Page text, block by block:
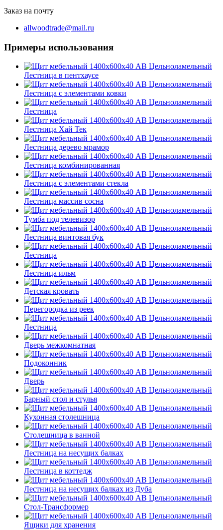
Заказ на почту
allwoodtrade@mail.ru
Примеры использования
Лестница в пентхаусе
Лестница с элементами ковки
Лестница
Лестница Хай Тек
Лестница дерево мрамор
Лестница комбинированная
Лестница с элементами стекла
Лестница массив сосна
Тумба под телевизор
Лестница винтовая бук
Лестница
Лестница ильм
Детская кровать
Перегородка из реек
Лестница
Дверь межкомнатная
Подоконник
Дверь
Барный стол и стулья
Кухонная столешница
Столешница в ванной
Лестница на несущих балках
Лестница в коттедж
Лестница на несущих балках из Дуба
Стол-Трансформер
Ящики для хранения